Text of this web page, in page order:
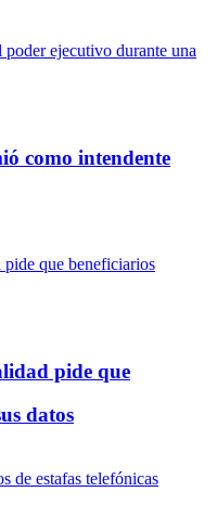
como intendente
pide que
datos